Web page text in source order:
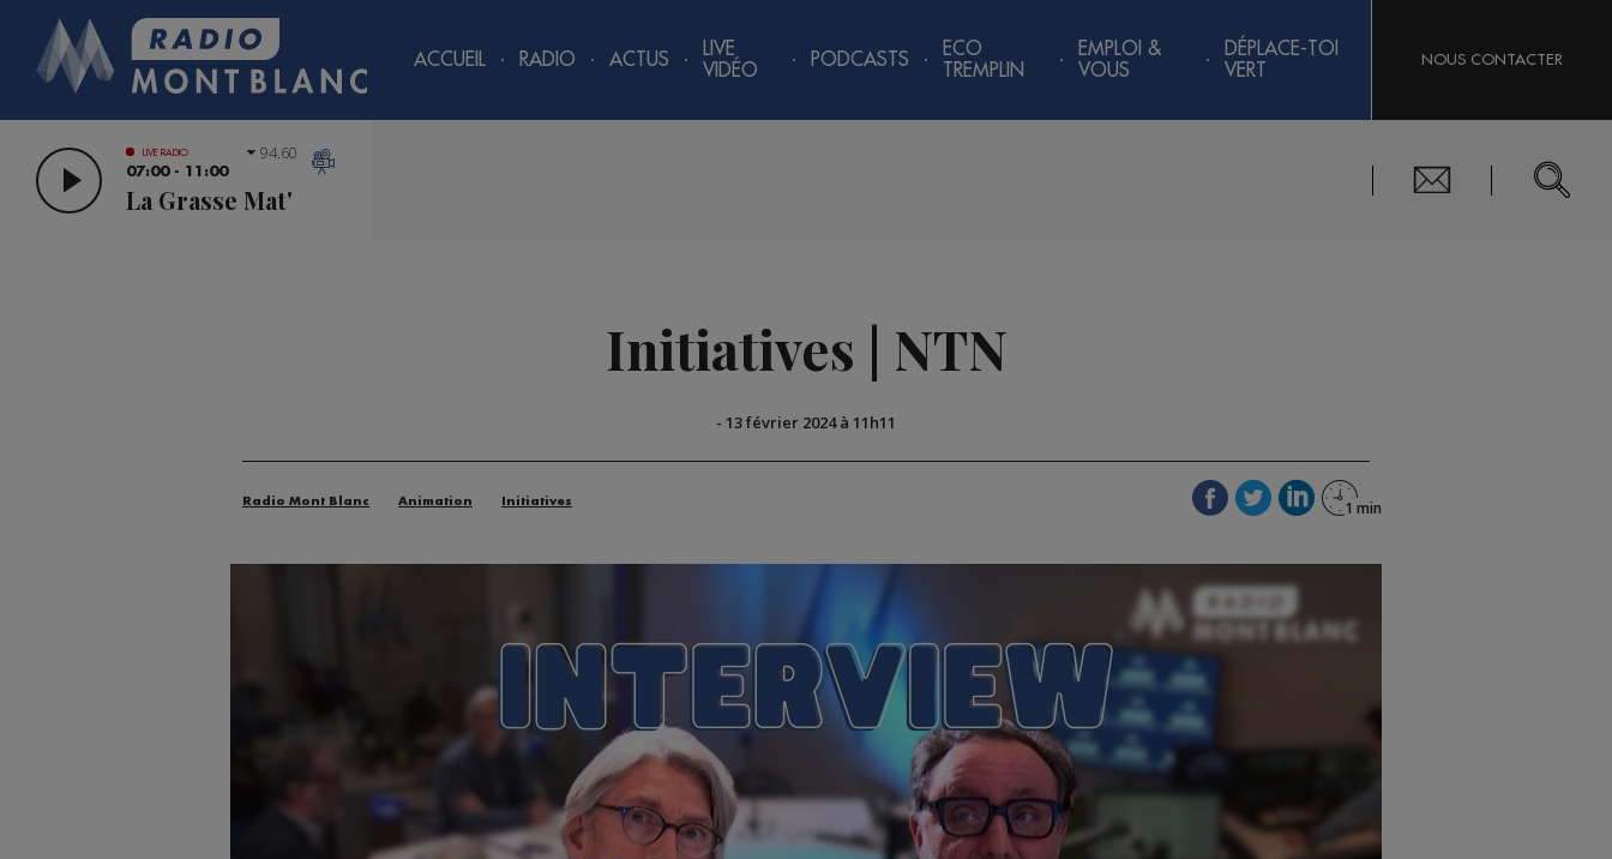
ACCUEIL RADIO ACTUS
LIVE
VIDÉO
PODCASTS
ECO
TREMPLIN
EMPLOI &
VOUS
DÉPLACE-TOI
VERT
NOUS CONTACTER
LIVE RADIO
07:00 - 11:00
La Grasse Mat'
94.60
Initiatives | NTN
- 13 février 2024 à 11h11
Radio Mont Blanc Animation Initiatives